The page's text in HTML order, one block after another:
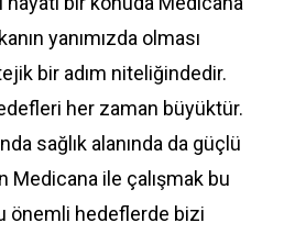
yanımızda olması
bir adım niteliğindedir.
her zaman büyüktür.
sağlık alanında da güçlü
Medicana ile çalışmak bu
önemli hedeflerde bizi